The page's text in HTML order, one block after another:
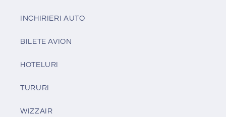
INCHIRIERI AUTO
BILETE AVION
HOTELURI
TURURI
WIZZAIR